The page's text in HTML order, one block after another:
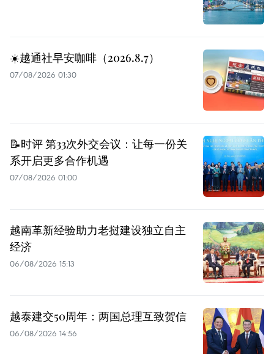
☀️越通社早安咖啡（2026.8.7）
07/08/2026 01:30
📝时评 第33次外交会议：让每一份关
系开启更多合作机遇
07/08/2026 01:00
越南革新经验助力老挝建设独立自主
经济
06/08/2026 15:13
越泰建交50周年：两国总理互致贺信
06/08/2026 14:56